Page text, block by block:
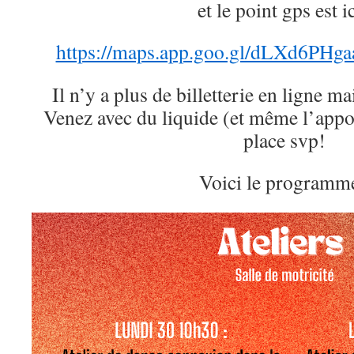
et le point gps est
https://maps.app.goo.gl/
Il n’y a plus de billetterie en ligne
Venez avec du liquide (et même
place svp!
Voici le